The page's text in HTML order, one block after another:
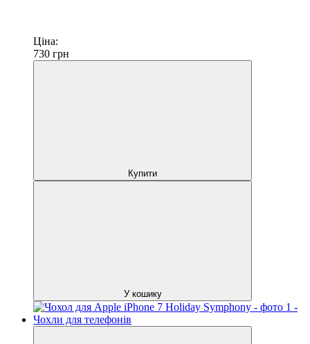
Ціна:
730 грн
Купити
У кошику